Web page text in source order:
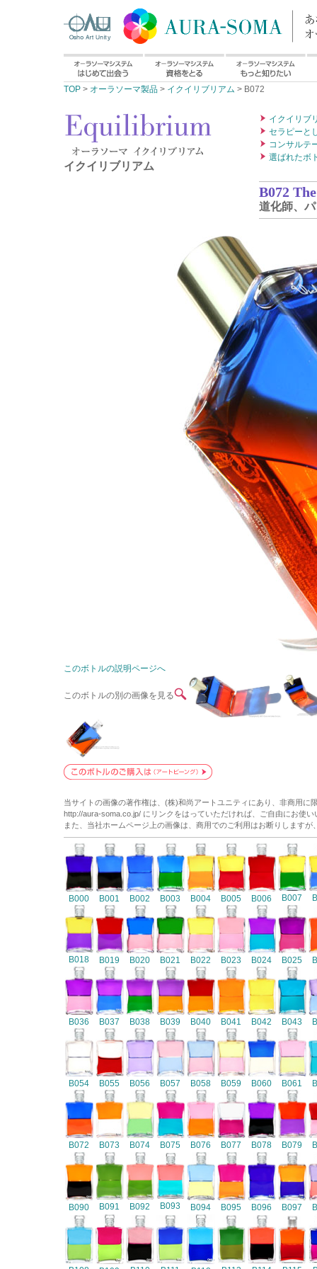
TOP > オーラソーマ製品 > イクイリブリアム > B072
イクイリブリアム
イクイリブ
セラピーと
コンサルテ
選ばれたボ
B072
道化師、
このボトルの説明ページへ
このボトルの別の画像を見る
当サイトの画像の著作権は、(株)和尚アートユニティにあり、非商用
http://aura-soma.co.jp/ にリンクをはっていただければ、ご自由にお使い
また、当社ホームページ上の画像は、商用でのご利用はお断りします
B000 B001 B002 B003 B004 B005 B006 B007
B018 B019 B020 B021 B022 B023 B024 B025
B036 B037 B038 B039 B040 B041 B042 B043
B054 B055 B056 B057 B058 B059 B060 B061
B072 B073 B074 B075 B076 B077 B078 B079
B090 B091 B092 B093 B094 B095 B096 B097